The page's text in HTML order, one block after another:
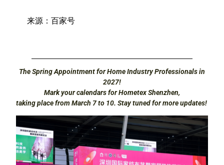
来源：百家号
The Spring Appointment for Home Industry Professionals in
2027!
Mark your calendars for Hometex Shenzhen,
taking place from March 7 to 10. Stay tuned for more updates!